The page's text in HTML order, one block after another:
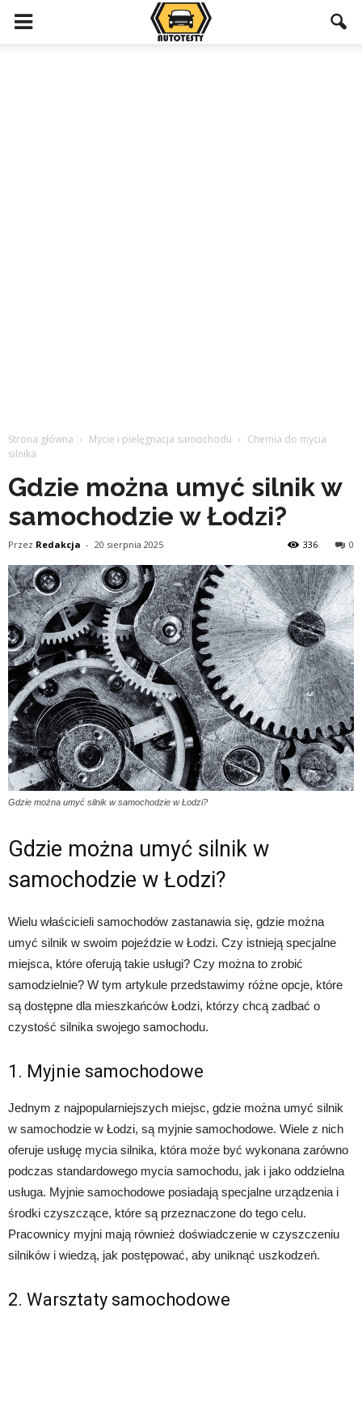
Strona główna Mycie i pielęgnacja samochodu
Chemia do mycia
silnika
Gdzie można umyć silnik w
samochodzie w Łodzi?
Przez Redakcja - 20 sierpnia 2025 0
336
Gdzie można umyć silnik w samochodzie w Łodzi?
Gdzie można umyć silnik w
samochodzie w Łodzi?
Wielu właścicieli samochodów zastanawia się, gdzie można
umyć silnik w swoim pojeździe w Łodzi. Czy istnieją specjalne
miejsca, które oferują takie usługi? Czy można to zrobić
samodzielnie? W tym artykule przedstawimy różne opcje, które
są dostępne dla mieszkańców Łodzi, którzy chcą zadbać o
czystość silnika swojego samochodu.
1. Myjnie samochodowe
Jednym z najpopularniejszych miejsc, gdzie można umyć silnik
w samochodzie w Łodzi, są myjnie samochodowe. Wiele z nich
oferuje usługę mycia silnika, która może być wykonana zarówno
podczas standardowego mycia samochodu, jak i jako oddzielna
usługa. Myjnie samochodowe posiadają specjalne urządzenia i
środki czyszczące, które są przeznaczone do tego celu.
Pracownicy myjni mają również doświadczenie w czyszczeniu
silników i wiedzą, jak postępować, aby uniknąć uszkodzeń.
2. Warsztaty samochodowe